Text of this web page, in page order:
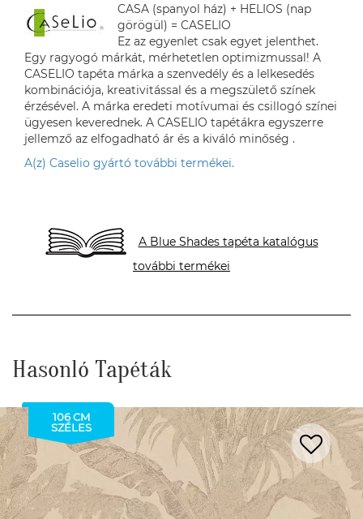
CASA (spanyol ház) + HELIOS (nap
görögül) = CASELIO
Ez az egyenlet csak egyet jelenthet.
Egy ragyogó márkát, mérhetetlen optimizmussal! A
CASELIO tapéta márka a szenvedély és a lelkesedés
kombinációja, kreativitással és a megszülető színek
érzésével. A márka eredeti motívumai és csillogó színei
ügyesen keverednek. A CASELIO tapétákra egyszerre
jellemző az elfogadható ár és a kiváló minőség .
A(z) Caselio gyártó további termékei.
A Blue Shades tapéta katalógus
további termékei
Hasonló Tapéták
106 CM
SZÉLES